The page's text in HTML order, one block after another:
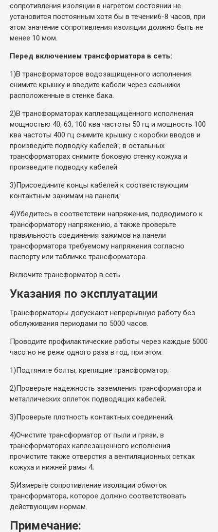
сопротивления изоляции в нагретом состоянии не
установится постоянным хотя бы в течении6-8 часов, при
этом значение сопротивления изоляции должно быть не
менее 10 мом.
Перед включением трансформатора в сеть:
1)В трансформаторов водозащищенного исполнения
снимите крышку и введите кабели через сальники
расположенные в стенке бака.
2)В трансформаторах каплезащищённого исполнения
мощностью 40, 63, 100 ква частоты 50 гц и мощность 100
ква частоты 400 гц снимите крышку с коробки вводов и
произведите подводку кабелей ; в остальных
трансформаторах снимите боковую стенку кожуха и
произведите подводку кабелей.
3)Присоедините концы кабелей к соответствующим
контактным зажимам на панели;
4)Убедитесь в соответствии напряжения, подводимого к
трансформатору напряжению, а также проверьте
правильность соединения зажимов на панели
трансформатора требуемому напряжения согласно
паспорту или табличке трансформатора.
Включите трансформатор в сеть.
Указания по эксплуатации
Трансформаторы допускают непрерывную работу без
обслуживания периодами по 5000 часов.
Проводите профилактические работы через каждые 5000
часо но не реже одного раза в год, при этом:
1)Подтяните болты, крепящие трансформатор;
2)Проверьте надежность заземления трансформатора и
металлических оплеток подводящих кабелей;
3)Проверьте плотность контактных соединений;
4)Очистите трансформатор от пыли и грязи, в
трансформаторах каплезащенного исполнения
прочистите также отверстия а вентиляционных сетках
кожуха и нижней рамы 4;
5)Измерьте сопротивление изоляции обмоток
трансформатора, которое должно соответствовать
действующим нормам.
Примечание: